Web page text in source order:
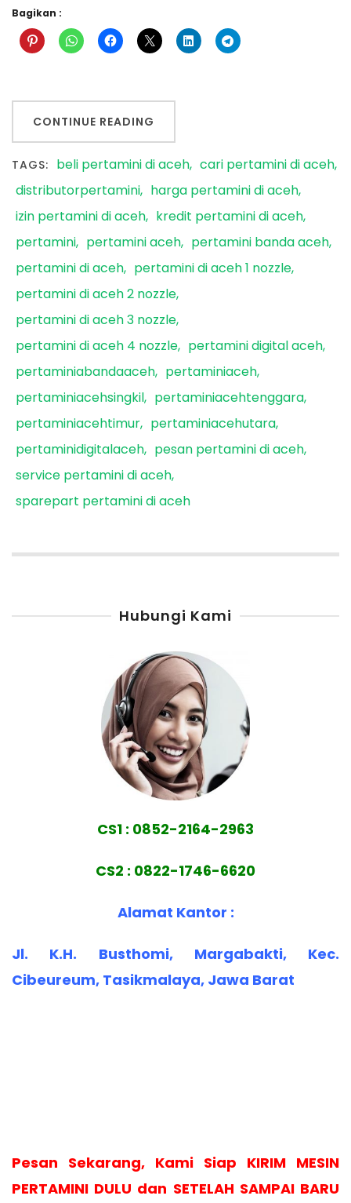
Bagikan :
CONTINUE READING
TAGS: beli pertamini di aceh cari pertamini di aceh
distributorpertamini
harga pertamini di aceh
izin pertamini di aceh
kredit pertamini di aceh
pertamini
pertamini aceh
pertamini banda aceh
pertamini di aceh
pertamini di aceh 1 nozzle
pertamini di aceh 2 nozzle
pertamini di aceh 3 nozzle
pertamini di aceh 4 nozzle
pertamini digital aceh
pertaminiabandaaceh
pertaminiaceh
pertaminiacehsingkil
pertaminiacehtenggara
pertaminiacehtimur
pertaminiacehutara
pertaminidigitalaceh
pesan pertamini di aceh
service pertamini di aceh
sparepart pertamini di aceh
Hubungi Kami
CS1 : 0852-2164-2963
CS2 : 0822-1746-6620
Alamat Kantor :
Jl. K.H. Busthomi, Margabakti, Kec.
Cibeureum, Tasikmalaya, Jawa Barat
Pesan Sekarang, Kami Siap KIRIM MESIN
PERTAMINI DULU dan SETELAH SAMPAI BARU